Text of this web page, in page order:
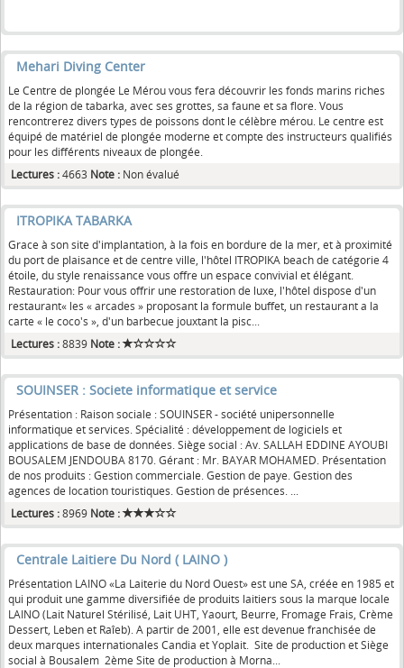
Mehari Diving Center
Le Centre de plongée Le Mérou vous fera découvrir les fonds marins riches
de la région de tabarka, avec ses grottes, sa faune et sa flore. Vous
rencontrerez divers types de poissons dont le célèbre mérou. Le centre est
équipé de matériel de plongée moderne et compte des instructeurs qualifiés
pour les différents niveaux de plongée.
Lectures :4663 Note : Non évalué
ITROPIKA TABARKA
Grace à son site d'implantation, à la fois en bordure de la mer, et à proximité
du port de plaisance et de centre ville, l'hôtel ITROPIKA beach de catégorie 4
étoile, du style renaissance vous offre un espace convivial et élégant.
Restauration: Pour vous offrir une restoration de luxe, l'hôtel dispose d'un
restaurant« les « arcades » proposant la formule buffet, un restaurant a la
carte « le coco's », d'un barbecue jouxtant la pisc...
Lectures :8839 Note :
SOUINSER : Societe informatique et service
Présentation : Raison sociale : SOUINSER - société unipersonnelle
informatique et services. Spécialité : développement de logiciels et
applications de base de données. Siège social : Av. SALLAH EDDINE AYOUBI
BOUSALEM JENDOUBA 8170. Gérant : Mr. BAYAR MOHAMED. Présentation
de nos produits : Gestion commerciale. Gestion de paye. Gestion des
agences de location touristiques. Gestion de présences. ...
Lectures :8969 Note :
Centrale Laitiere Du Nord ( LAINO )
Présentation LAINO «La Laiterie du Nord Ouest» est une SA, créée en 1985 et
qui produit une gamme diversifiée de produits laitiers sous la marque locale
LAINO (Lait Naturel Stérilisé, Lait UHT, Yaourt, Beurre, Fromage Frais, Crème
Dessert, Leben et Raîeb). A partir de 2001, elle est devenue franchisée de
deux marques internationales Candia et Yoplait. Site de production et Siège
social à Bousalem 2ème Site de production à Morna...